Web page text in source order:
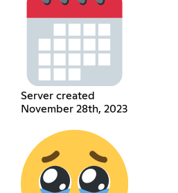
Server created
November 28th, 2023